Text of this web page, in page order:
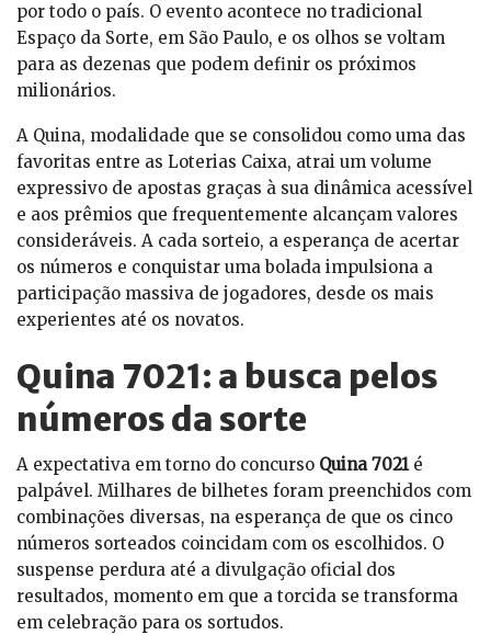
por todo o país. O evento acontece no tradicional
Espaço da Sorte, em São Paulo, e os olhos se voltam
para as dezenas que podem definir os próximos
milionários.
A Quina, modalidade que se consolidou como uma das
favoritas entre as Loterias Caixa, atrai um volume
expressivo de apostas graças à sua dinâmica acessível
e aos prêmios que frequentemente alcançam valores
consideráveis. A cada sorteio, a esperança de acertar
os números e conquistar uma bolada impulsiona a
participação massiva de jogadores, desde os mais
experientes até os novatos.
Quina 7021: a busca pelos
números da sorte
A expectativa em torno do concurso Quina 7021é
palpável. Milhares de bilhetes foram preenchidos com
combinações diversas, na esperança de que os cinco
números sorteados coincidam com os escolhidos. O
suspense perdura até a divulgação oficial dos
resultados, momento em que a torcida se transforma
em celebração para os sortudos.